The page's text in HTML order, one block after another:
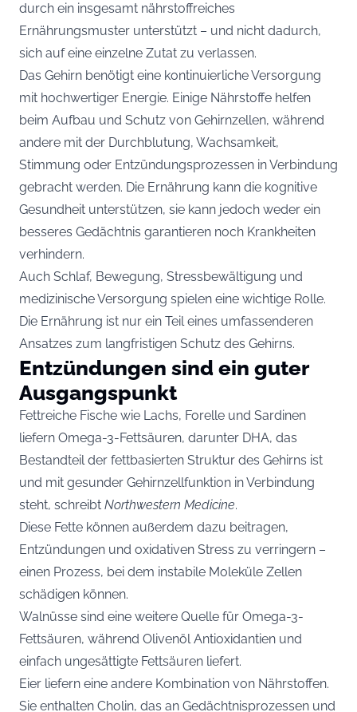
durch ein insgesamt nährstoffreiches
Ernährungsmuster unterstützt – und nicht dadurch,
sich auf eine einzelne Zutat zu verlassen.
Das Gehirn benötigt eine kontinuierliche Versorgung
mit hochwertiger Energie. Einige Nährstoffe helfen
beim Aufbau und Schutz von Gehirnzellen, während
andere mit der Durchblutung, Wachsamkeit,
Stimmung oder Entzündungsprozessen in Verbindung
gebracht werden. Die Ernährung kann die kognitive
Gesundheit unterstützen, sie kann jedoch weder ein
besseres Gedächtnis garantieren noch Krankheiten
verhindern.
Auch Schlaf, Bewegung, Stressbewältigung und
medizinische Versorgung spielen eine wichtige Rolle.
Die Ernährung ist nur ein Teil eines umfassenderen
Ansatzes zum langfristigen Schutz des Gehirns.
Entzündungen sind ein guter
Ausgangspunkt
Fettreiche Fische wie Lachs, Forelle und Sardinen
liefern Omega-3-Fettsäuren, darunter DHA, das
Bestandteil der fettbasierten Struktur des Gehirns ist
und mit gesunder Gehirnzellfunktion in Verbindung
steht, schreibt Northwestern Medicine.
Diese Fette können außerdem dazu beitragen,
Entzündungen und oxidativen Stress zu verringern –
einen Prozess, bei dem instabile Moleküle Zellen
schädigen können.
Walnüsse sind eine weitere Quelle für Omega-3-
Fettsäuren, während Olivenöl Antioxidantien und
einfach ungesättigte Fettsäuren liefert.
Eier liefern eine andere Kombination von Nährstoffen.
Sie enthalten Cholin, das an Gedächtnisprozessen und